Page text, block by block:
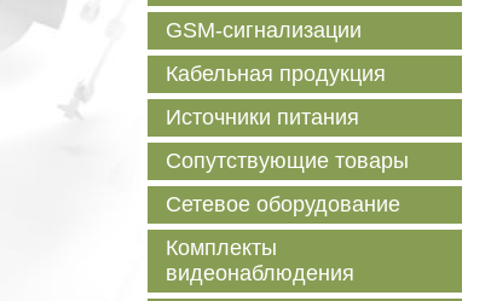
GSM-сигнализации
Кабельная продукция
Источники питания
Сопутствующие товары
Сетевое оборудование
Комплекты
видеонаблюдения